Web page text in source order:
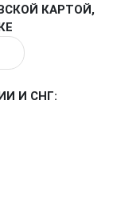
КАРТОЙ,
И СНГ: